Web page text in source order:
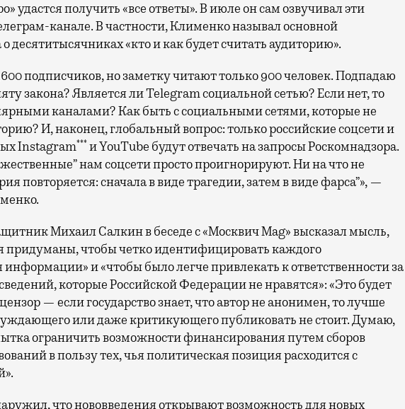
удастся получить «все ответы». В июле он сам озвучивал эти
канале. В частности, Клименко называл основной
десятитысячниках «кто и как будет считать аудиторию».
подписчиков, но заметку читают только 900 человек. Подпадаю
закона? Является ли Telegram социальной сетью? Если нет, то
каналами? Как быть с социальными сетями, которые не
И, наконец, глобальный вопрос: только российские соцсети и
Instagram***и YouTube будут отвечать на запросы Роскомнадзора.
нам соцсети просто проигнорируют. Ни на что не
повторяется: сначала в виде трагедии, затем в виде фарса”», —
Михаил Салкин в беседе с «Москвич Mag» высказал мысль,
придуманы, чтобы четко идентифицировать каждого
информации» и «чтобы было легче привлекать к ответственности за
которые Российской Федерации не нравятся»: «Это будет
— если государство знает, что автор не анонимен, то лучше
или даже критикующего публиковать не стоит. Думаю,
ограничить возможности финансирования путем сборов
в пользу тех, чья политическая позиция расходится с
что нововведения открывают возможность для новых